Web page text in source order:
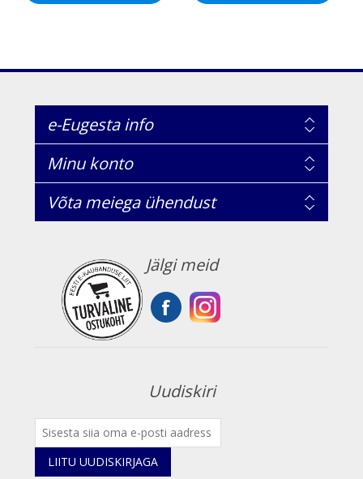
e-Eugesta info
Minu konto
Võta meiega ühendust
Jälgi meid
Uudiskiri
LIITU UUDISKIRJAGA